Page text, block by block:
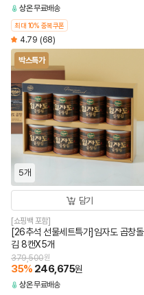
상온무료배송
최대 10% 중복쿠폰
4.79 (68)
박스특가
5개
담기
[쇼핑백 포함]
[26추석 선물세트특가]임자도 곱창돌
김 8캔X5개
379,500원
35% 246,675원
상온무료배송